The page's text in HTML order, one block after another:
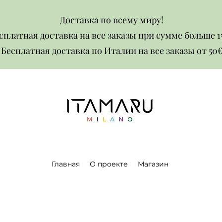
Доставка по всему миру!
доставка на все заказы при сумме больше
Бесплатная доставка по Италии на все заказы от 50€​​​
Главная О проекте Магазин